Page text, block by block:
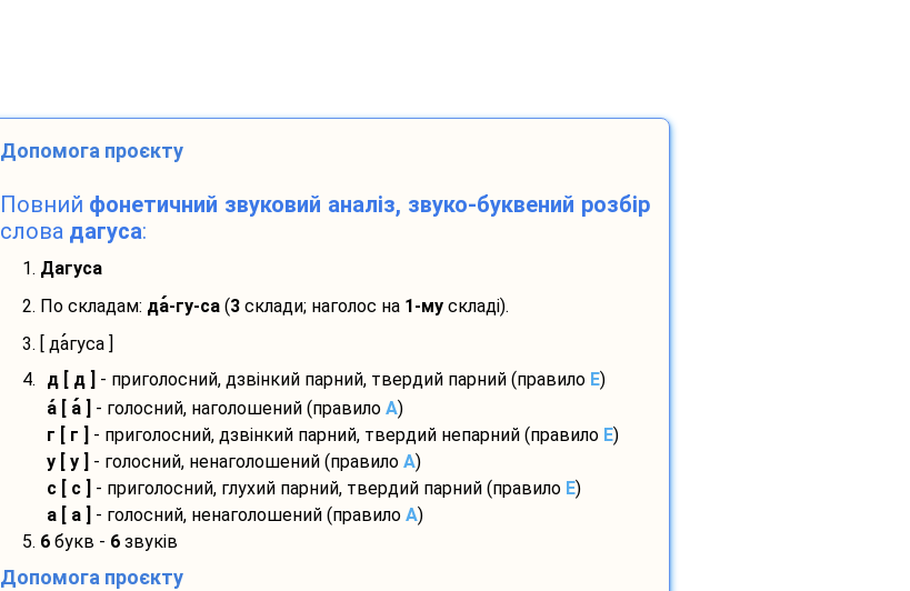
Допомога проєкту
Повний фонетичний звуковий аналіз, звуко-буквений розбір
слова дагуса:
1. Дагуса
2. По складам: да-гу-са(3склади; наголос на 1-мускладі).
3. [ дагуса ]
4.
д [ д ] - приголосний, дзвінкий парний, твердий парний (правило E)
а[ а] - голосний, наголошений (правило A)
г [ г ]
- приголосний, дзвінкий парний, твердий непарний (правило E)
у [ у ]
- голосний, ненаголошений (правило A)
с [ с ]
- приголосний, глухий парний, твердий парний (правило E)
а [ а ]
- голосний, ненаголошений (правило A)
5. 6букв - 6звуків
Допомога проєкту